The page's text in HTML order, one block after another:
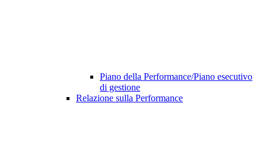
Piano della Performance/Piano esecutivo
di gestione
Relazione sulla Performance